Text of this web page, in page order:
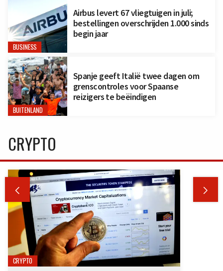
BUSINESS
Airbus levert 67 vliegtuigen in juli;
bestellingen overschrijden 1.000 sinds
begin jaar
BUITENLAND
Spanje geeft Italië twee dagen om
grenscontroles voor Spaanse
reizigers te beëindigen
CRYPTO
 
CRYPTO